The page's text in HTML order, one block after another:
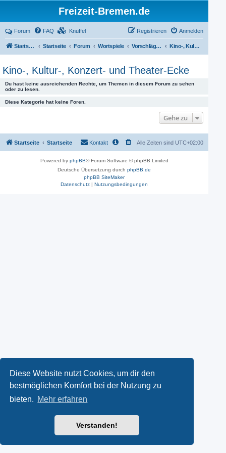
Diese Website nutzt Cookies, um dir den
bestmöglichen Komfort bei der Nutzung zu
bieten. Mehr erfahren
Verstanden!
Freizeit-Bremen.de
Forum FAQ Knuffel Anmelden
Registrieren
Startseite Startseite Forum Wortspiele Vorschläge für Aktivitäten Kino-, Kultur-, Konzert- und Theater-Ecke
Kino-, Kultur-, Konzert- und Theater-Ecke
Du hast keine ausreichenden Rechte, um Themen in diesem Forum zu sehen
oder zu lesen.
Diese Kategorie hat keine Foren.
Gehe zu
Startseite Startseite Alle Zeiten sind UTC+02:00
Kontakt
Powered by phpBB® Forum Software © phpBB Limited
Deutsche Übersetzung durchphpBB.de
phpBB SiteMaker
Datenschutz |Nutzungsbedingungen